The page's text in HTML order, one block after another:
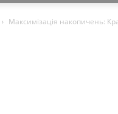
Максимізація накопичень: